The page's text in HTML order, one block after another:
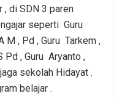
, di SDN 3 paren
seperti Guru
M , Pd , Guru Tarkem ,
Pd , Guru Aryanto ,
sekolah Hidayat .
belajar .